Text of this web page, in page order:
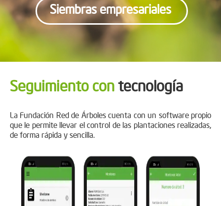
Siembras empresariales
Seguimiento contecnología
La Fundación Red de Árboles cuenta con un software propio
que le permite llevar el control de las plantaciones realizadas,
de forma rápida y sencilla.